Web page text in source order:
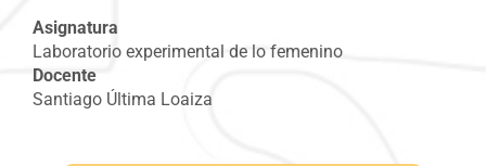
Asignatura
Laboratorio experimental de lo femenino
Docente
Santiago Última Loaiza